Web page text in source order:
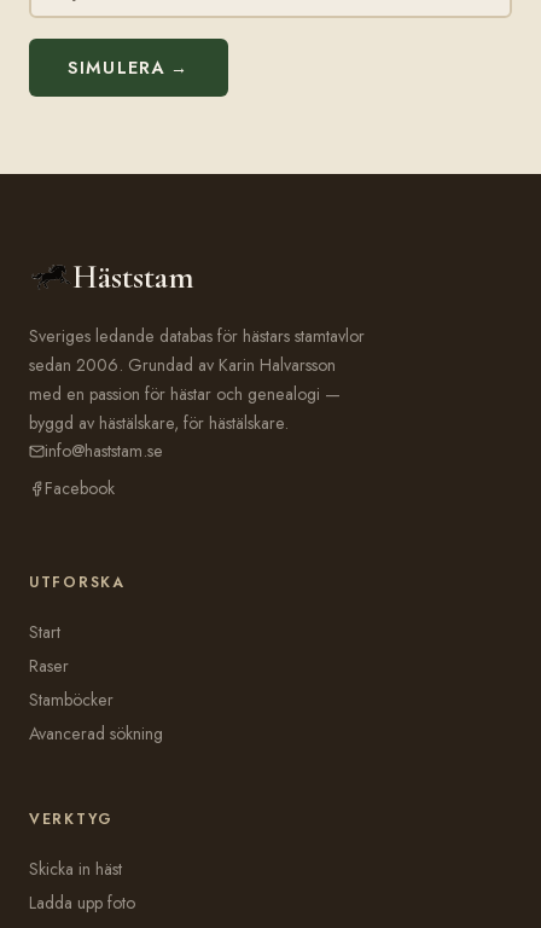
SIMULERA →
Häststam
Sveriges ledande databas för hästars stamtavlor
sedan 2006. Grundad av Karin Halvarsson
med en passion för hästar och genealogi —
byggd av hästälskare, för hästälskare.
info@haststam.se
Facebook
UTFORSKA
Start
Raser
Stamböcker
Avancerad sökning
VERKTYG
Skicka in häst
Ladda upp foto